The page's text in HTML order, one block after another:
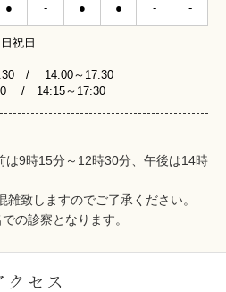
● - ● ● - -
祝日
/ 14:00～17:30
/ 14:15～17:30
は9時15分～12時30分、午後は14時
致しますのでご了承ください。
の診察となります。